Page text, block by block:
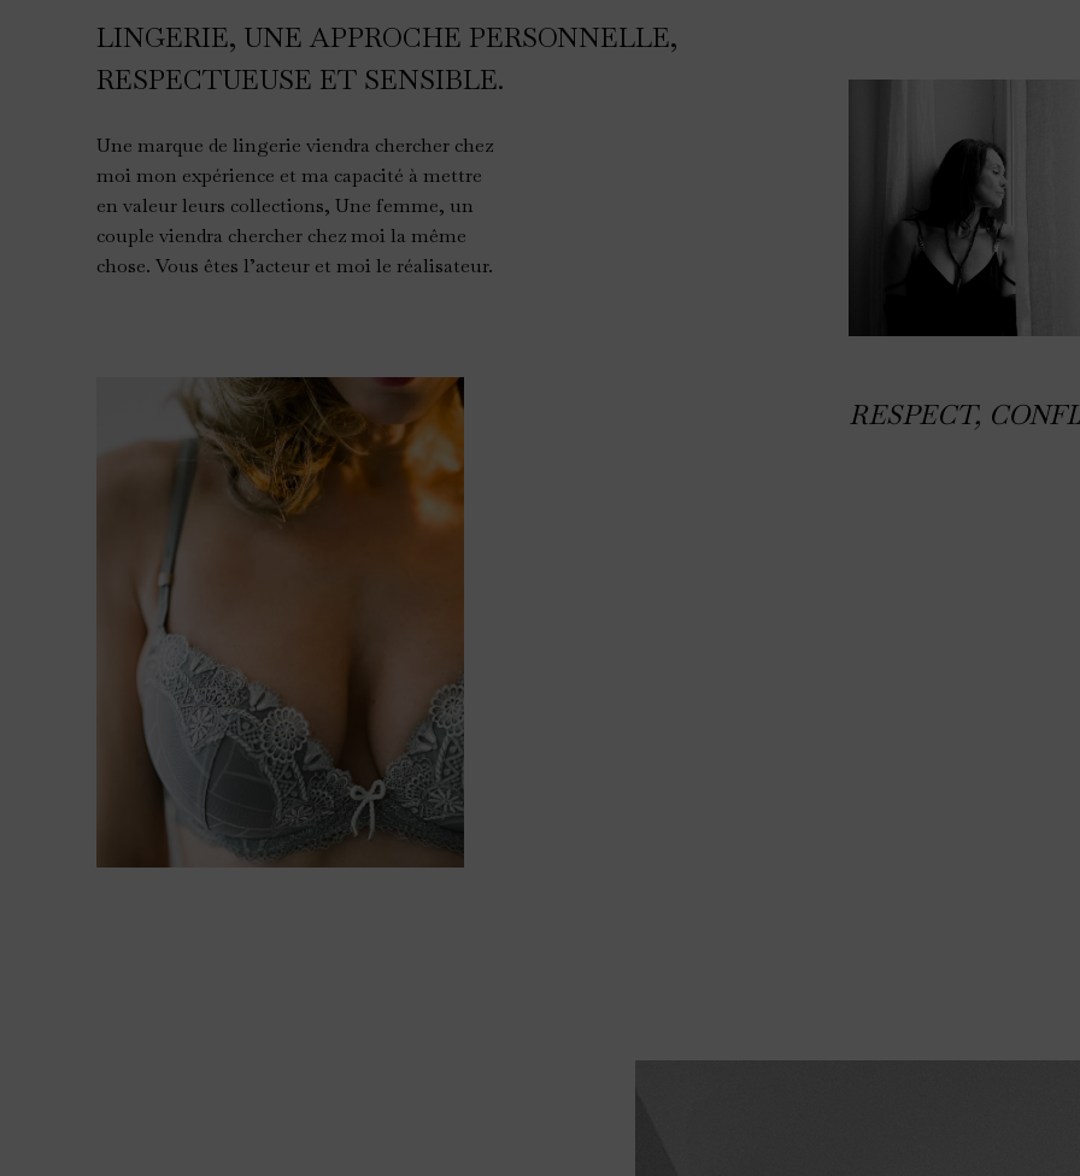
LINGERIE, UNE APPROCHE PERSONNELLE,
RESPECTUEUSE ET SENSIBLE.
Une marque de lingerie viendra chercher chez
moi mon expérience et ma capacité à mettre
en valeur leurs collections, Une femme, un
couple viendra chercher chez moi la même
chose. Vous êtes l’acteur et moi le réalisateur.
RESPECT,